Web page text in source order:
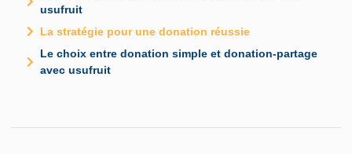
usufruit
La stratégie pour une donation réussie
Le choix entre donation simple et donation-partage
avec usufruit